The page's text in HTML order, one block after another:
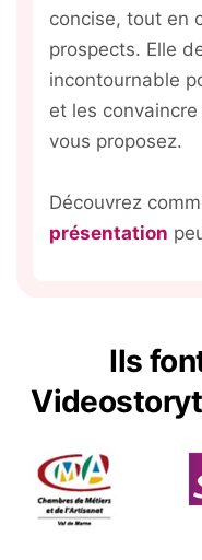
concise, tout en
prospects. Elle
incontournable
et les
vous proposez.
Découvrez
présentation
Expliquer un
La vidéo
Informer et
Les vidéos de
Valoriser un
La vidéo
Renforcer
Dans le cadre de
Ils